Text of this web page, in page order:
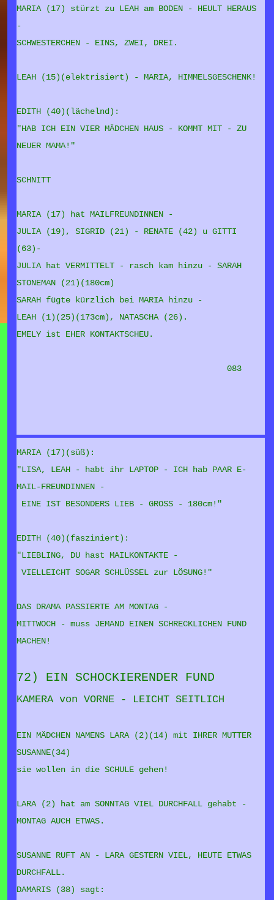
MARIA (17) stürzt zu LEAH am BODEN - HEULT HERAUS
-
SCHWESTERCHEN - EINS, ZWEI, DREI.
LEAH (15)(elektrisiert) - MARIA, HIMMELSGESCHENK!
EDITH (40)(lächelnd):
"HAB ICH EIN VIER MÄDCHEN HAUS - KOMMT MIT - ZU
NEUER MAMA!"
SCHNITT
MARIA (17) hat MAILFREUNDINNEN -
JULIA (19), SIGRID (21) - RENATE (42) u GITTI
(63)-
JULIA hat VERMITTELT - rasch kam hinzu - SARAH
STONEMAN (21)(180cm)
SARAH fügte kürzlich bei MARIA hinzu -
LEAH (1)(25)(173cm), NATASCHA (26).
EMELY ist EHER KONTAKTSCHEU.
083
MARIA (17)(süß):
"LISA, LEAH - habt ihr LAPTOP - ICH hab PAAR E-
MAIL-FREUNDINNEN -
EINE IST BESONDERS LIEB - GROSS - 180cm!"
EDITH (40)(fasziniert):
"LIEBLING, DU hast MAILKONTAKTE -
VIELLEICHT SOGAR SCHLÜSSEL zur LÖSUNG!"
DAS DRAMA PASSIERTE AM MONTAG -
MITTWOCH - muss JEMAND EINEN SCHRECKLICHEN FUND
MACHEN!
72) EIN SCHOCKIERENDER FUND
KAMERA von VORNE - LEICHT SEITLICH
EIN MÄDCHEN NAMENS LARA (2)(14) mit IHRER MUTTER
SUSANNE(34)
sie wollen in die SCHULE gehen!
LARA (2) hat am SONNTAG VIEL DURCHFALL gehabt -
MONTAG AUCH ETWAS.
SUSANNE RUFT AN - LARA GESTERN VIEL, HEUTE ETWAS
DURCHFALL.
DAMARIS (38) sagt: